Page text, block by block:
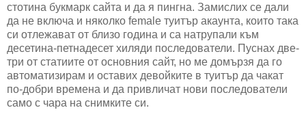
стотина букмарк сайта и да я пингна. Замислих се дали
да не включа и няколко female туитър акаунта, които така
си отлежават от близо година и са натрупали към
десетина-петнадесет хиляди последователи. Пуснах две-
три от статиите от основния сайт, но ме домързя да го
автоматизирам и оставих девойките в туитър да чакат
по-добри времена и да привличат нови последователи
само с чара на снимките си.